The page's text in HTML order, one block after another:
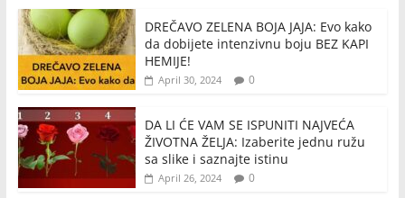
DREČAVO ZELENA BOJA JAJA: Evo kako
da dobijete intenzivnu boju BEZ KAPI
HEMIJE!
April 30, 2024 0
DA LI ĆE VAM SE ISPUNITI NAJVEĆA
ŽIVOTNA ŽELJA: Izaberite jednu ružu
sa slike i saznajte istinu
April 26, 2024 0